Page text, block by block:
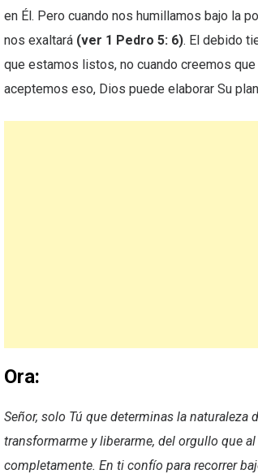
en Él. Pero cuando nos humillamos bajo la
nos exaltará (ver 1 Pedro 5: 6). El debido
que estamos listos, no cuando creemos
aceptemos eso, Dios puede elaborar Su
Ora:
Señor, solo Tú que determinas la naturaleza
transformarme y liberarme, del orgullo que
completamente. En ti confío para recorrer